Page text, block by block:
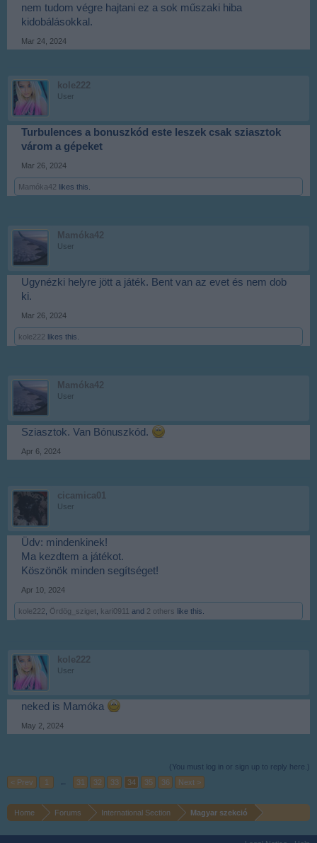
nem tudom végre hajtani ez a sok műszaki hiba
kidobálásokkal.
Mar 24, 2024
kole222
User
Turbulences a bonuszkód este leszek csak sziasztok
várom a gépeket
Mar 26, 2024
Mamóka42 likes this.
Mamóka42
User
Ugynézki helyre jött a játék. Bent van az evet és nem dob
ki.
Mar 26, 2024
kole222 likes this.
Mamóka42
User
Sziasztok. Van Bónuszkód.
Apr 6, 2024
cicamica01
User
Üdv: mindenkinek!
Ma kezdtem a játékot.
Köszönök minden segítséget!
Apr 10, 2024
kole222 Ördög_sziget kari0911 and 2 others like this.
kole222
User
neked is Mamóka
May 2, 2024
(You must log in or sign up to reply here.)
< Prev
1 ← 31 32 33 34 35 36 Next >
Home Forums International Section Magyar szekció